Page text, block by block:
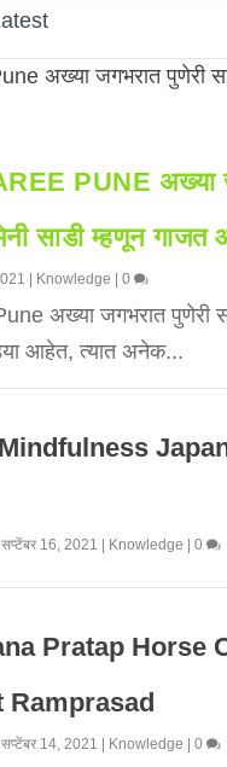
PUNE अख्या
साडी म्हणून
Knowledge |0
अख्या जगभरात पुणेरी
आहेत, त्यात अनेक...
|सप्टेंबर 16, 2021 Knowledge |0
Pratap Horse
Ramprasad
|सप्टेंबर 14, 2021 Knowledge |0